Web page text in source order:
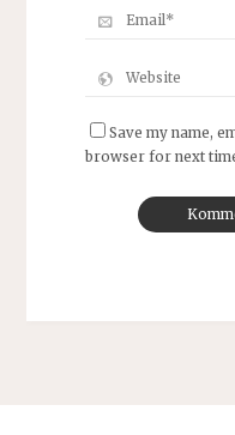
Save my name,
browser for next